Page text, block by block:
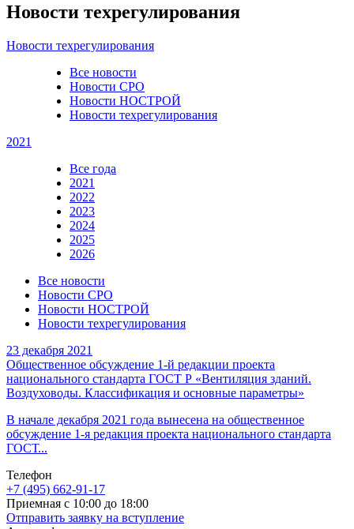
Новости техрегулирования
Новости техрегулирования
Все новости
Новости СРО
Новости НОСТРОЙ
Новости техрегулирования
2021
Все года
2021
2022
2023
2024
2025
2026
Все новости
Новости СРО
Новости НОСТРОЙ
Новости техрегулирования
23 декабря 2021
Общественное обсуждение 1-й редакции проекта
национального стандарта ГОСТ Р «Вентиляция зданий.
Воздуховоды. Классификация и основные параметры»
В начале декабря 2021 года вынесена на общественное
обсуждение 1-я редакция проекта национального стандарта
ГОСТ...
Телефон
+7 (495) 662-91-17
Приемная с 10:00 до 18:00
Отправить заявку на вступление